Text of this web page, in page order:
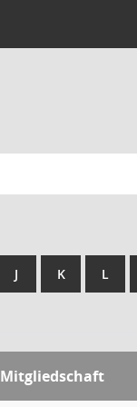
J K L
Mitgliedschaft